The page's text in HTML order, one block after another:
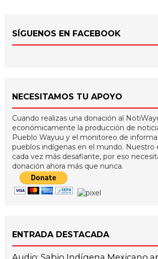
SÍGUENOS EN FACEBOOK
NECESITAMOS TU APOYO
Cuando realizas una donación al
económicamente la producción de
Pueblo Wayuu y el monitoreo de
pueblos indígenas en el mundo. Nuestro
cada vez más desafiante, por eso
donación ahora más que nunca.
ENTRADA DESTACADA